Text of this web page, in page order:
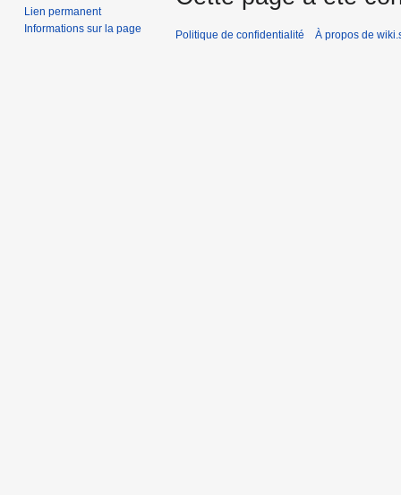
Lien permanent
Informations sur la page
Politique de confidentialité À propos de